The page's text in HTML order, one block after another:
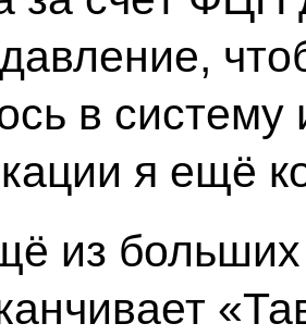
в систему
я ещё
из больших